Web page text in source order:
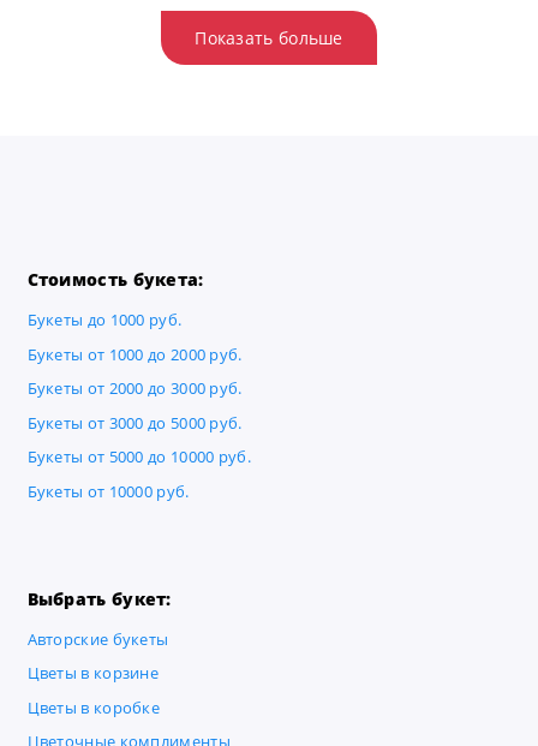
Показать больше
Стоимость букета:
Букеты до 1000 руб.
Букеты от 1000 до 2000 руб.
Букеты от 2000 до 3000 руб.
Букеты от 3000 до 5000 руб.
Букеты от 5000 до 10000 руб.
Букеты от 10000 руб.
Выбрать букет:
Авторские букеты
Цветы в корзине
Цветы в коробке
Цветочные комплименты